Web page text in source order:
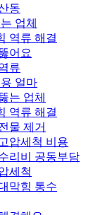
동
업체
역류 해결
어요
류
얼마
는 업체
역류 해결
물 제거
압세척 비용
리비 공동부담
세척
막힘 통수